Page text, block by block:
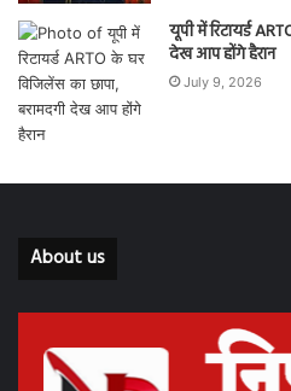
यूपी में रिटायर्ड
देख आप होंगे हैरान
July 9, 2026
About us